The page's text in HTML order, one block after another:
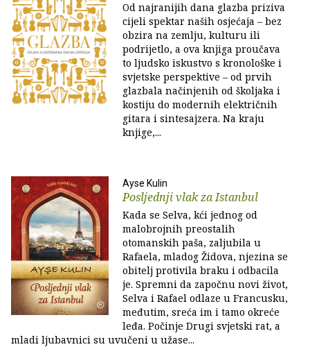
Od najranijih dana glazba priziva
cijeli spektar naših osjećaja – bez
obzira na zemlju, kulturu ili
podrijetlo, a ova knjiga proučava
to ljudsko iskustvo s kronološke i
svjetske perspektive – od prvih
glazbala načinjenih od školjaka i
kostiju do modernih električnih
gitara i sintesajzera. Na kraju
knjige,...
Ayse Kulin
Posljednji vlak za Istanbul
Kada se Selva, kći jednog od
malobrojnih preostalih
otomanskih paša, zaljubila u
Rafaela, mladog Židova, njezina se
obitelj protivila braku i odbacila
je. Spremni da započnu novi život,
Selva i Rafael odlaze u Francusku,
međutim, sreća im i tamo okreće
leđa. Počinje Drugi svjetski rat, a
mladi ljubavnici su uvučeni u užase...